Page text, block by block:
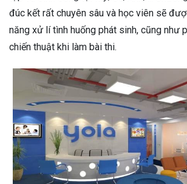
đúc kết rất chuyên sâu và học viên sẽ
năng xử lí tình huống phát sinh, cũng như
chiến thuật khi làm bài thi.